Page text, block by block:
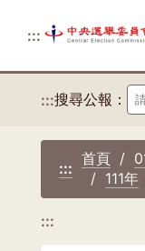
:::
:::搜尋公報：
:::
首頁
111年
:::